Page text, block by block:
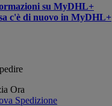
su MyDHL+
c'è di nuovo in MyDHL+
Ora
Spedizione